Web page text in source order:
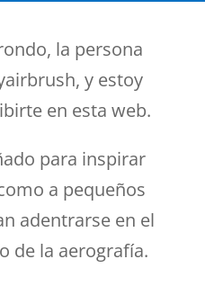
la persona
y estoy
en esta web.
para inspirar
a pequeños
adentrarse en el
de la aerografía.